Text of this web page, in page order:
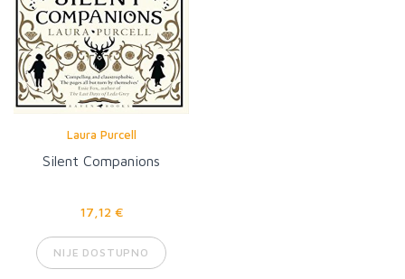
Laura Purcell
Silent Companions
17,12 €
NIJE DOSTUPNO